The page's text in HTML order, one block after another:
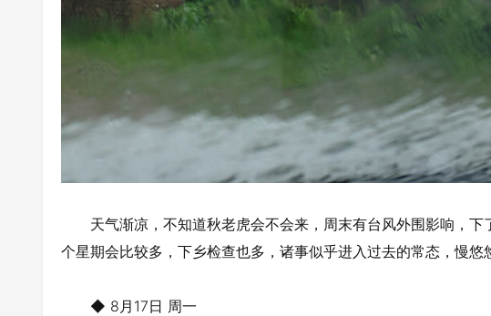
天气渐凉，不知道秋老虎会不会来，周末有台风外围影响，下
个星期会比较多，下乡检查也多，诸事似乎进入过去的常态，慢悠
◆ 8月17日 周一